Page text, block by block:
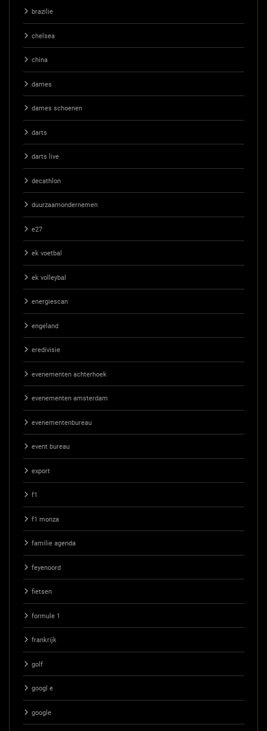
brazilie
chelsea
china
dames
dames schoenen
darts
darts live
decathlon
duurzaamondernemen
e27
ek voetbal
ek volleybal
energiescan
engeland
eredivisie
evenementen achterhoek
evenementen amsterdam
evenementenbureau
event bureau
export
f1
f1 monza
familie agenda
feyenoord
fietsen
formule 1
frankrijk
golf
googl e
google